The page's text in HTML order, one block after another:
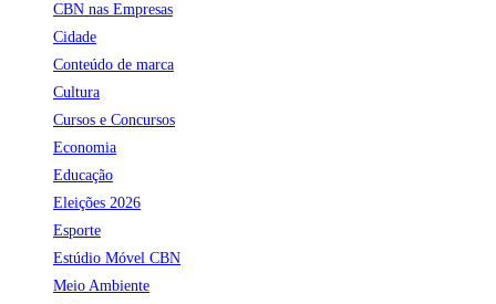
CBN nas Empresas
Cidade
Conteúdo de marca
Cultura
Cursos e Concursos
Economia
Educação
Eleições 2026
Esporte
Estúdio Móvel CBN
Meio Ambiente